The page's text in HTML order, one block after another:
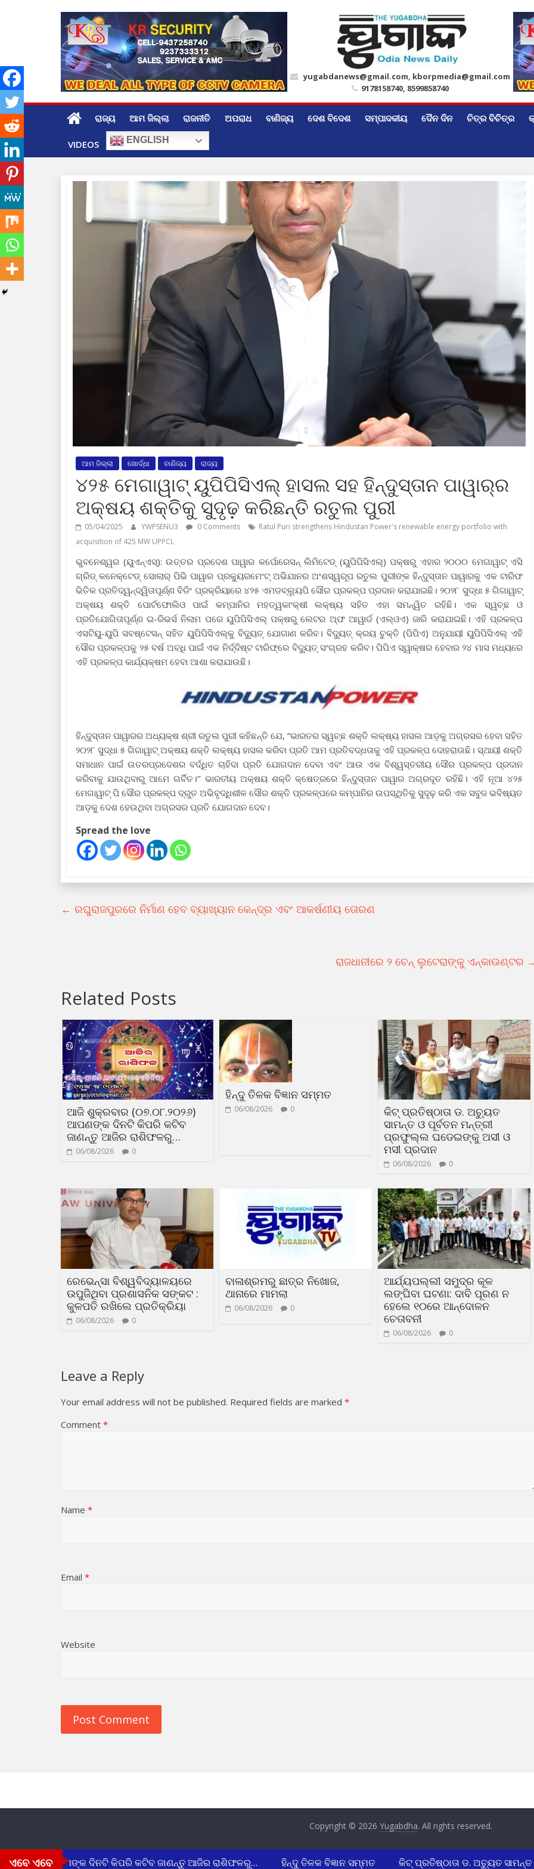
yugabdanews@gmail.com, kborpmedia@gmail.com
9178158740, 8599858740
ରାଜ୍ୟ ଆମ ଜିଲ୍ଲା ରାଜନୀତି ଅପରାଧ ବାଣିଜ୍ୟ ଦେଶ ବିଦେଶ ସମ୍ପାଦକୀୟ ଦୈନ ଦିନ ଚିତ୍ର ବିଚିତ୍ର
VIDEOS ENGLISH
ଆମ ଜିଲ୍ଲା ଖୋର୍ଦ୍ଧା ବାଣିଜ୍ୟ ରାଜ୍ୟ
୪୨୫ ମେଗାୱାଟ୍ ୟୁପିପିସିଏଲ୍ ହାସଲ ସହ ହିନ୍ଦୁସ୍ତାନ ପାୱାର୍‌ର
ଅକ୍ଷୟ ଶକ୍ତିକୁ ସୁଦୃଢ଼ କରିଛନ୍ତି ରତୁଲ ପୁରୀ
05/04/2025 YWPSENU3 0 Comments
Ratul Puri strengthens Hindustan Power's renewable energy portfolio with
acquisition of 425 MW UPPCL
ଭୁବନେଶ୍ୱର (ୟୁଏନ୍ଏସ୍): ଉତ୍ତର ପ୍ରଦେଶ ପାୱାର କର୍ପୋରେସନ୍ ଲିମିଟେଡ୍ (ୟୁପିପିସିଏଲ୍‌) ପକ୍ଷରୁ ଏହାର ୨୦୦୦ ମେଗାୱାଟ୍ ଏସି
ଗ୍ରିଡ୍ କନେକ୍ଟେଡ୍ ସୋଲାର୍ ପିଭି ପାୱାର ପ୍ରକ୍ୟୁରମେଂଟ୍ ଅଭିଯାନର ଅଂଶସ୍ୱରୂପ ରତୁଲ ପୁରୀଙ୍କ ହିନ୍ଦୁସ୍ତାନ ପାୱାରକୁ ଏକ ଟାରିଫ
ଭିତିକ ପ୍ରତିଦ୍ୱନ୍ଦ୍ୱିତାପୂର୍ଣ୍ଣ ବିଡିଂ ପ୍ରକ୍ରିୟାରେ ୪୨୫ ଏମଡବ୍ଲ୍ୟୁପି ସୌର ପ୍ରକଳ୍ପ ପ୍ରଦାନ କରାଯାଇଛି। ୨୦୨୮ ସୁଦ୍ଧା ୫ ଗିଗାୱାଟ୍
ଅକ୍ଷୟ ଶକ୍ତି ପୋର୍ଟଫୋଲିଓ ପାଇଁ କମ୍ପାନିର ମହତ୍ୱକାଂକ୍ଷୀ ଲକ୍ଷ୍ୟ ସହିତ ଏହା ସମନ୍ୱିତ ରହିଛି। ଏକ ସ୍ୱଚ୍ଛ ଓ
ପ୍ରତିଯୋଗିତାପୂର୍ଣ୍ଣ ଇ-ରିଭର୍ସ ନିଲାମ ପରେ ୟୁପିପିସିଏଲ୍ ପକ୍ଷରୁ ଲେଟର ଅ୍‌ଫ ଆୱାର୍ଡ (ଏଲ୍‌ଓଏ) ଜାରି କରାଯାଇଛି। ଏହି ପ୍ରକଳ୍ପ
ଏସଟିୟୁ-ୟୁପି ସବଷ୍ଟେସନ୍ ସହିତ ୟୁପିପିସିଏଲ୍‌କୁ ବିଦ୍ୟୁତ୍ ଯୋଗାଣ କରିବ। ବିଦ୍ୟୁତ୍ କ୍ରୟ ଚୁକ୍ତି (ପିପିଏ) ଅନୁଯାୟୀ ୟୁପିପିସିଏଲ୍ ଏହି
ସୌର ପ୍ରକଳ୍ପକୁ ୨୫ ବର୍ଷ ଅବଧି ପାଇଁ ଏକ ନିର୍ଦ୍ଦିଷ୍ଟ ଟାରିଫ୍‌ରେ ବିଦ୍ୟୁତ୍ ସଂଗ୍ରହ କରିବ। ପିପିଏ ସ୍ୱାକ୍ଷର ହେବାର ୨୪ ମାସ ମଧ୍ୟରେ
ଏହି ପ୍ରକଳ୍ପ କାର୍ଯ୍ୟକ୍ଷମ ହେବା ଆଶା କରାଯାଉଛି।
ହିନ୍ଦୁସ୍ତାନ ପାୱାରର ଅଧ୍ୟକ୍ଷ ଶ୍ରୀ ରତୁଲ ପୁରୀ କହିଛନ୍ତି ଯେ, “ଭାରତର ସ୍ୱଚ୍ଛ ଶକ୍ତି ଲକ୍ଷ୍ୟ ହାସଲ ଆଡ଼କୁ ଅଗ୍ରସର ହେବା ସହିତ
୨୦୨୮ ସୁଦ୍ଧା ୫ ଗିଗାୱାଟ୍ ଅକ୍ଷୟ ଶକ୍ତି ଲକ୍ଷ୍ୟ ହାସଲ କରିବା ପ୍ରତି ଆମ ପ୍ରତିବଦ୍ଧତାକୁ ଏହି ପ୍ରକଳ୍ପ ଦୋହରାଉଛି। ସ୍ଥାୟୀ ଶକ୍ତି
ସମାଧାନ ପାଇଁ ଉତରପ୍ରଦେଶର ବର୍ଦ୍ଧିତ ଚାହିଦା ପ୍ରତି ଯୋଗଦାନ ଦେବା ଏବଂ ଆଉ ଏକ ବିଶ୍ୱସ୍ତରୀୟ ସୌର ପ୍ରକଳ୍ପ ପ୍ରଦାନ
କରିବାକୁ ଯାଉଥିବାରୁ ଆମେ ଗର୍ବିତ।’’ ଭାରତୀୟ ଅକ୍ଷୟ ଶକ୍ତି କ୍ଷେତ୍ରରେ ହିନ୍ଦୁସ୍ତାନ ପାୱାର ଅଗ୍ରଦୂତ ରହିଛି। ଏହି ନୂଆ ୪୨୫
ମେଗାୱାଟ୍ ପି ସୌର ପ୍ରକଳ୍ପ ଦ୍ରୁତ ଅଭିବୃଦ୍ଧିଶୀଳ ସୌର ଶକ୍ତି ପ୍ରକଳ୍ପରେ କମ୍ପାନିର ଉପସ୍ଥିତିକୁ ସୁଦୃଢ଼ କରି ଏକ ସବୁଜ ଭବିଷ୍ୟତ
ଆଡ଼କୁ ଦେଶ ହେଉଥିବା ଅଗ୍ରସର ପ୍ରତି ଯୋଗଦାନ ଦେବ।
Spread the love
← ରଘୁରାଜପୁରରେ ନିର୍ମାଣ ହେବ ବ୍ୟାଖ୍ୟାନ କେନ୍ଦ୍ର ଏବଂ ଆକର୍ଷଣୀୟ ତୋରଣ
ରାଜଧାନୀରେ ୨ ଚେନ୍ ଲୁଟେରାଙ୍କୁ ଏନ୍‌କାଉଣ୍ଟର
Related Posts
ଆଜି ଶୁକ୍ରବାର (୦୭.୦୮.୨୦୨୬)
ଆପଣଙ୍କ ଦିନଟି କିପରି କଟିବ
ଜାଣନ୍ତୁ ଆଜିର ରାଶିଫଳରୁ…
06/08/2026 0
ହିନ୍ଦୁ ତିଳକ ବିଜ୍ଞାନ ସମ୍ମତ
06/08/2026 0
କିଟ୍ ପ୍ରତିଷ୍ଠାତା ଡ. ଅଚ୍ୟୁତ
ସାମନ୍ତ ଓ ପୂର୍ବତନ ମନ୍ତ୍ରୀ
ପ୍ରଫୁଲ୍ଲ ଘଡେଇଙ୍କୁ ଅସୀ ଓ
ମସୀ ପ୍ରଦାନ
06/08/2026 0
ରେଭେନ୍ସା ବିଶ୍ୱବିଦ୍ୟାଳୟରେ
ଉପୁଜିଥିବା ପ୍ରଶାସନିକ ସଙ୍କଟ :
କୁଳପତି ରଖିଲେ ପ୍ରତିକ୍ରିୟା
06/08/2026 0
ବାଳାଶ୍ରମରୁ ଛାତ୍ର ନିଖୋଜ,
ଥାନାରେ ମାମଲା
06/08/2026 0
ଆର୍ଯ୍ୟପଲ୍ଲୀ ସମୁଦ୍ର କୂଳ
ଲଙ୍ଘିବା ଘଟଣା: ଦାବି ପୂରଣ ନ
ହେଲେ ୧୦ରେ ଆନ୍ଦୋଳନ
ଚେତାବନୀ
06/08/2026 0
Leave a Reply
Your email address will not be published. Required fields are marked *
Comment *
Name *
Email *
Website
Copyright © 2026 Yugabdha. All rights reserved.
ଏବେ ଏବେଆପଣଙ୍କ ଦିନଟି କିପରି କଟିବ ଜାଣନ୍ତୁ ଆଜିର ରାଶିଫଳରୁ… ହିନ୍ଦୁ ତିଳକ ବିଜ୍ଞାନ ସମ୍ମତ କିଟ୍ ପ୍ରତିଷ୍ଠାତା ଡ. ଅଚ୍ୟୁତ ସାମନ୍ତ